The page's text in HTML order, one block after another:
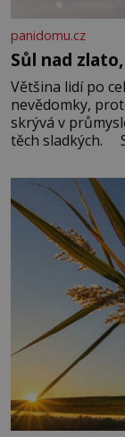
panidomu.cz
Sůl nad
Většina lidí po
nevědomky,
skrývá v
těch sladkých.
základní
správné